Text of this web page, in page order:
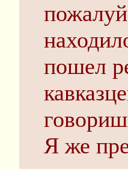
пошел
Я же